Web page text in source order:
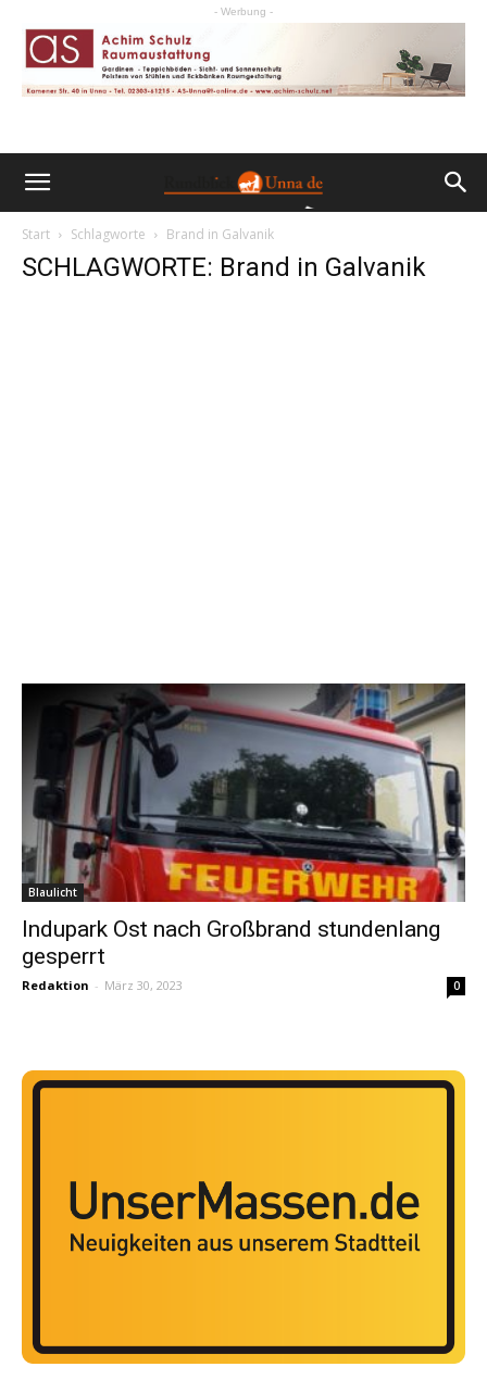
- Werbung -
Start Schlagworte Brand in Galvanik
SCHLAGWORTE: Brand in Galvanik
Blaulicht
Indupark Ost nach Großbrand stundenlang
gesperrt
Redaktion - März 30, 2023 0